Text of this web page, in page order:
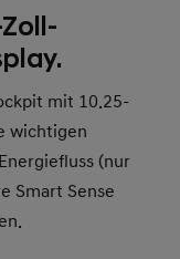
mit 10.25-
wichtigen
(nur
Smart Sense